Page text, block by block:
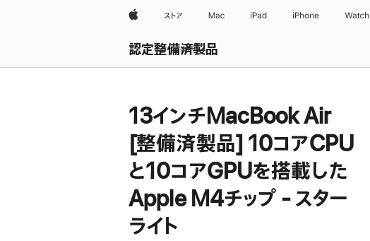
Appleストア Mac iPad iPhone Watch
認定整備済製品
すべて表示
13インチMacBook Air
[整備済製品] 10コアCPU
と10コアGPUを搭載した
Apple M4チップ - スター
ライト